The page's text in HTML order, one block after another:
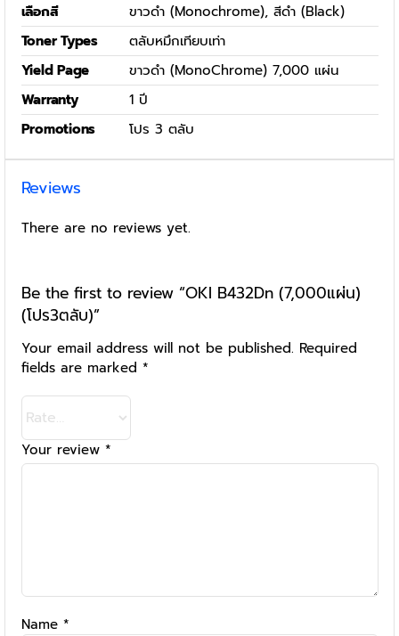
เลือกสี
ขาวดำ (Monochrome), สีดำ (Black)
Toner Types
ตลับหมึกเทียบเท่า
Yield Page
ขาวดำ (MonoChrome) 7,000 แผ่น
Warranty
1 ปี
Promotions
โปร 3 ตลับ
Reviews
There are no reviews yet.
Be the first to review “OKI B432Dn (7,000แผ่น)
(โปร3ตลับ)”
Your email address will not be published. Required
fields are marked *
Your review *
Name *